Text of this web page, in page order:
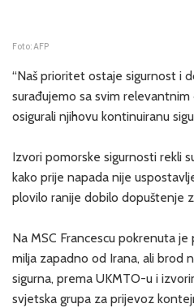
Foto: AFP
“Naš prioritet ostaje sigurnost i
surađujemo sa svim relevantnim
osigurali njihovu kontinuiranu
Izvori pomorske sigurnosti rekli
kako prije napada nije
plovilo ranije dobilo dopuštenje
Na MSC Francescu pokrenuta
milja zapadno od Irana, ali brod
sigurna, prema UKMTO-u i
svjetska grupa za prijevoz